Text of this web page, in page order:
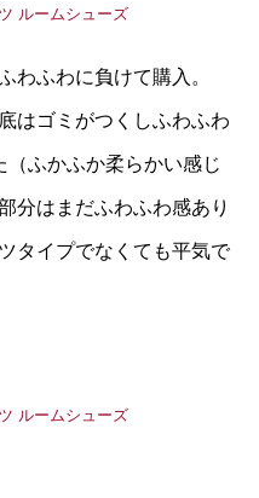
わふわに負けて購入。
はゴミがつくしふわふわ
（ふかふか柔らかい感じ
分はまだふわふわ感あり
タイプでなくても平気で